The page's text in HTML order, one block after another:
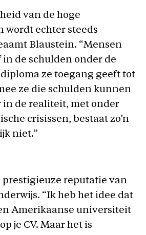
van de hoge
wordt echter steeds
Blaustein. “Mensen
de schulden onder de
ze toegang geeft tot
ze die schulden kunnen
in de realiteit, met onder
crisissen, bestaat zo’n
niet.”
prestigieuze reputatie van
“Ik heb het idee dat
Amerikaanse universiteit
je CV. Maar het is